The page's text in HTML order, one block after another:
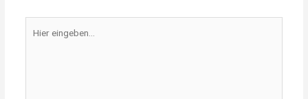
eingeben…